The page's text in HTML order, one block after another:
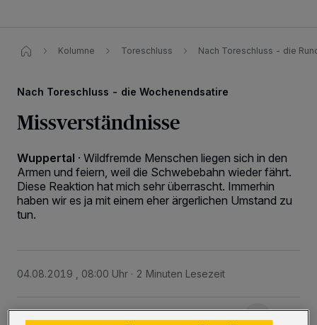
Kolumne Toreschluss Nach Toreschluss - die
Nach Toreschluss - die Wochenendsatire
Missverständnisse
Wuppertal · Wildfremde Menschen liegen sich in den
Armen und feiern, weil die Schwebebahn wieder fährt.
Diese Reaktion hat mich sehr überrascht. Immerhin
haben wir es ja mit einem eher ärgerlichen Umstand zu
tun.
04.08.2019 , 08:00 Uhr 2 Minuten Lesezeit